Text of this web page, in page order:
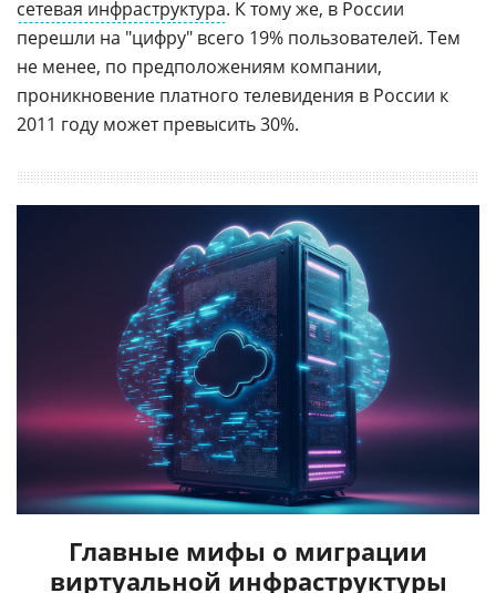
сетевая инфраструктура. К тому же, в России
перешли на "цифру" всего 19% пользователей. Тем
не менее, по предположениям компании,
проникновение платного телевидения в России к
2011 году может превысить 30%.
Главные мифы о миграции
виртуальной инфраструктуры